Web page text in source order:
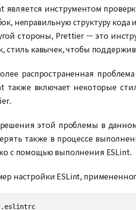
является инструментом
неправильную структуру кода
стороны, Prettier — это
стиль кавычек, чтобы
распространенная
также включает некоторые
этой проблемы в
также в процессе
с помощью выполнения ESLint.
настройки ESLint,